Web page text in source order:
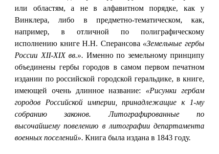
или областям, а не в алфавитном порядке, как у
Винклера, либо в предметно-тематическом, как,
например, в отличной по полиграфическому
исполнению книге Н.Н. Сперансова «Земельные гербы
России XII-XIX вв.». Именно по земельному принципу
объединены гербы городов в самом первом печатном
издании по российской городской геральдике, в книге,
имеющей очень длинное название: «Рисунки гербам
городов Российской империи, принадлежащие к 1-му
собранию законов. Литографированные по
высочайшему повелению в литографии департамента
военных поселений». Книга была издана в 1843 году.